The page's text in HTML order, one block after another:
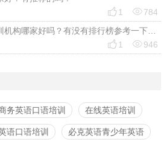
 1 784
有人知道外贸英语口语培训机构哪家好吗？有没有排行榜参考一下？最好说下费用
 1 946
务英语口语培训 在线英语培训
语口语培训 必克英语青少年英语